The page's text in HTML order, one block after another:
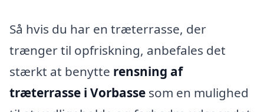
Så hvis du har en træterrasse, der
trænger til opfriskning, anbefales det
stærkt at benytte rensning af
træterrasse i Vorbasse som en mulighed